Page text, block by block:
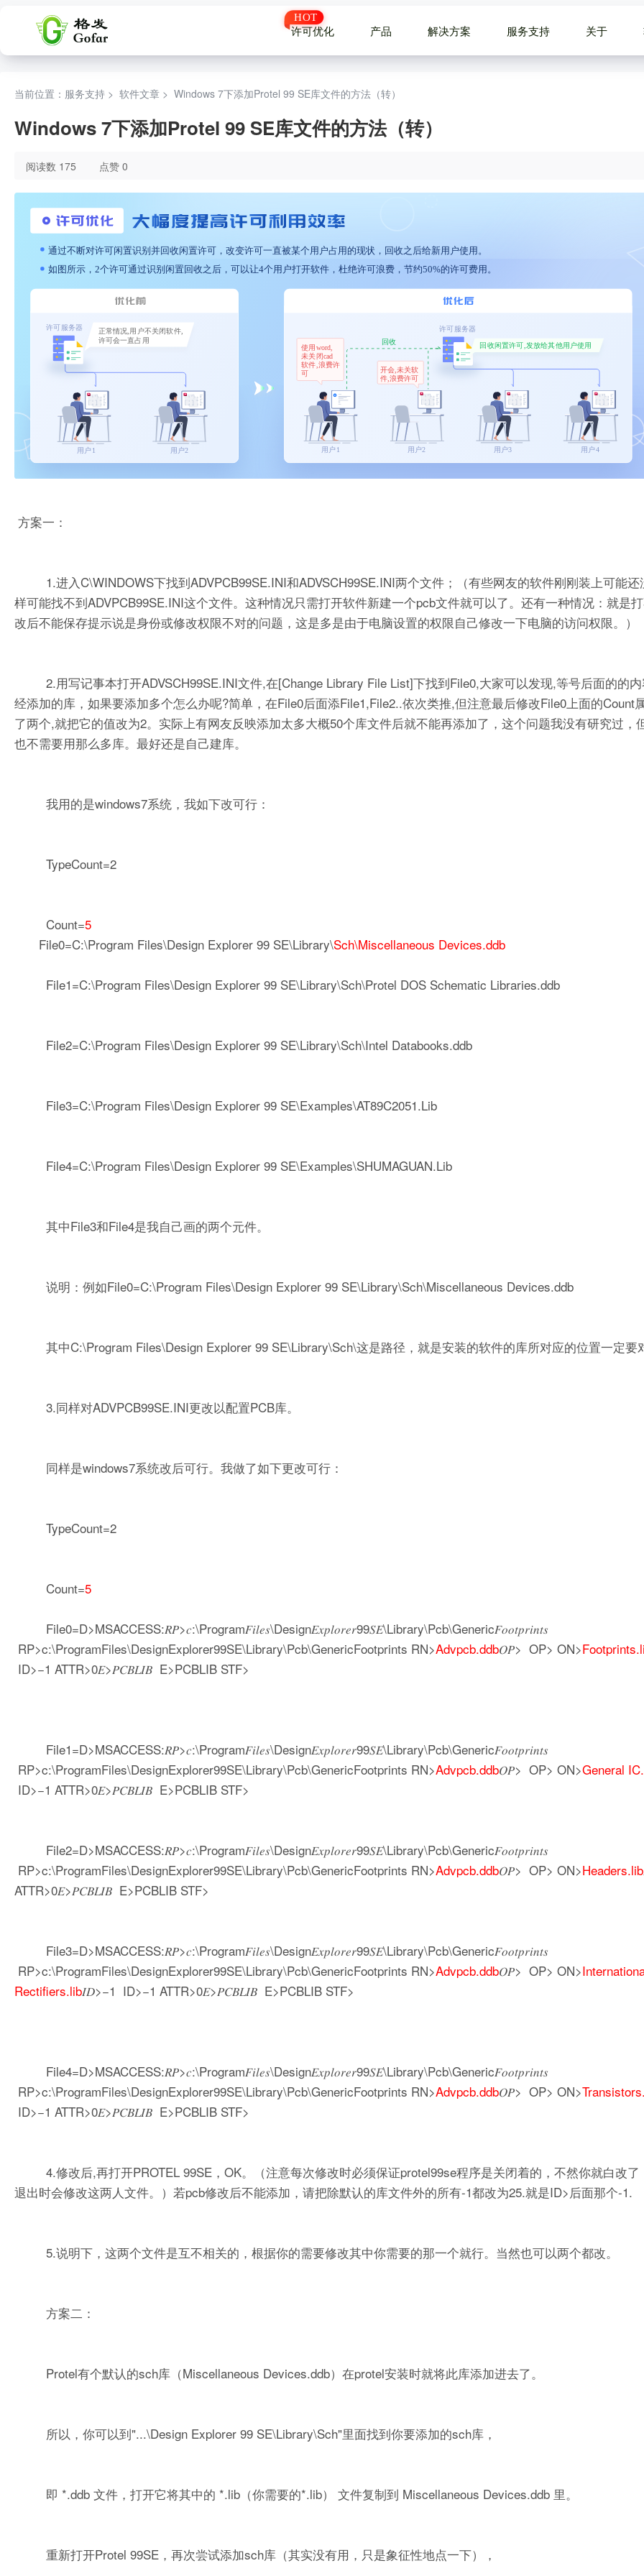
许可优化 产品 解决方案 服务支持 关于
当前位置：服务支持 > 软件文章 > Windows 7下添加Protel 99 SE库文件的方法（转）
Windows 7下添加Protel 99 SE库文件的方法（转）
阅读数 175 点赞 0
方案一：
1.进入C\WINDOWS下找到ADVPCB99SE.INI和ADVSCH99SE.INI两个文件；（有些网友的软件刚刚装上可能还
样可能找不到ADVPCB99SE.INI这个文件。这种情况只需打开软件新建一个pcb文件就可以了。还有一种情况：就是
改后不能保存提示说是身份或修改权限不对的问题，这是多是由于电脑设置的权限自己修改一下电脑的访问权限。）
2.用写记事本打开ADVSCH99SE.INI文件,在[Change Library File List]下找到File0,大家可以发现,等号后面的的
经添加的库，如果要添加多个怎么办呢?简单，在File0后面添File1,File2..依次类推,但注意最后修改File0上面的Count
了两个,就把它的值改为2。实际上有网友反映添加太多大概50个库文件后就不能再添加了，这个问题我没有研究过，
也不需要用那么多库。最好还是自己建库。
我用的是windows7系统，我如下改可行：
TypeCount=2
Count=5
File0=C:\Program Files\Design Explorer 99 SE\Library\Sch\Miscellaneous Devices.ddb
File1=C:\Program Files\Design Explorer 99 SE\Library\Sch\Protel DOS Schematic Libraries.ddb
File2=C:\Program Files\Design Explorer 99 SE\Library\Sch\Intel Databooks.ddb
File3=C:\Program Files\Design Explorer 99 SE\Examples\AT89C2051.Lib
File4=C:\Program Files\Design Explorer 99 SE\Examples\SHUMAGUAN.Lib
其中File3和File4是我自己画的两个元件。
说明：例如File0=C:\Program Files\Design Explorer 99 SE\Library\Sch\Miscellaneous Devices.ddb
其中C:\Program Files\Design Explorer 99 SE\Library\Sch\这是路径，就是安装的软件的库所对应的位置一定要
3.同样对ADVPCB99SE.INI更改以配置PCB库。
同样是windows7系统改后可行。我做了如下更改可行：
TypeCount=2
Count=5
File0=D>MSACCESS:𝑅𝑃>𝑐:\Program𝐹𝑖𝑙𝑒𝑠\Design𝐸𝑥𝑝𝑙𝑜𝑟𝑒𝑟99𝑆𝐸\Library\Pcb\Generic𝐹𝑜𝑜𝑡𝑝𝑟𝑖𝑛𝑡𝑠
RP>c:\ProgramFiles\DesignExplorer99SE\Library\Pcb\GenericFootprints RN>Advpcb.ddb𝑂𝑃> OP> ON>
ID>−1 ATTR>0𝐸>𝑃𝐶𝐵𝐿𝐼𝐵 E>PCBLIB STF>
File1=D>MSACCESS:𝑅𝑃>𝑐:\Program𝐹𝑖𝑙𝑒𝑠\Design𝐸𝑥𝑝𝑙𝑜𝑟𝑒𝑟99𝑆𝐸\Library\Pcb\Generic𝐹𝑜𝑜𝑡𝑝𝑟𝑖𝑛𝑡𝑠
RP>c:\ProgramFiles\DesignExplorer99SE\Library\Pcb\GenericFootprints RN>Advpcb.ddb𝑂𝑃> OP> ON>General
ID>−1 ATTR>0𝐸>𝑃𝐶𝐵𝐿𝐼𝐵 E>PCBLIB STF>
File2=D>MSACCESS:𝑅𝑃>𝑐:\Program𝐹𝑖𝑙𝑒𝑠\Design𝐸𝑥𝑝𝑙𝑜𝑟𝑒𝑟99𝑆𝐸\Library\Pcb\Generic𝐹𝑜𝑜𝑡𝑝𝑟𝑖𝑛𝑡𝑠
RP>c:\ProgramFiles\DesignExplorer99SE\Library\Pcb\GenericFootprints RN>Advpcb.ddb𝑂𝑃> OP> ON>Headers.lib
ATTR>0𝐸>𝑃𝐶𝐵𝐿𝐼𝐵 E>PCBLIB STF>
File3=D>MSACCESS:𝑅𝑃>𝑐:\Program𝐹𝑖𝑙𝑒𝑠\Design𝐸𝑥𝑝𝑙𝑜𝑟𝑒𝑟99𝑆𝐸\Library\Pcb\Generic𝐹𝑜𝑜𝑡𝑝𝑟𝑖𝑛𝑡𝑠
RP>c:\ProgramFiles\DesignExplorer99SE\Library\Pcb\GenericFootprints RN>Advpcb.ddb𝑂𝑃> OP> ON>
Rectifiers.lib𝐼𝐷>−1 ID>−1 ATTR>0𝐸>𝑃𝐶𝐵𝐿𝐼𝐵 E>PCBLIB STF>
File4=D>MSACCESS:𝑅𝑃>𝑐:\Program𝐹𝑖𝑙𝑒𝑠\Design𝐸𝑥𝑝𝑙𝑜𝑟𝑒𝑟99𝑆𝐸\Library\Pcb\Generic𝐹𝑜𝑜𝑡𝑝𝑟𝑖𝑛𝑡𝑠
RP>c:\ProgramFiles\DesignExplorer99SE\Library\Pcb\GenericFootprints RN>Advpcb.ddb𝑂𝑃> OP> ON>
ID>−1 ATTR>0𝐸>𝑃𝐶𝐵𝐿𝐼𝐵 E>PCBLIB STF>
4.修改后,再打开PROTEL 99SE，OK。（注意每次修改时必须保证protel99se程序是关闭着的，不然你就白改了
退出时会修改这两人文件。）若pcb修改后不能添加，请把除默认的库文件外的所有-1都改为25.就是ID>后面那个-1.
5.说明下，这两个文件是互不相关的，根据你的需要修改其中你需要的那一个就行。当然也可以两个都改。
方案二：
Protel有个默认的sch库（Miscellaneous Devices.ddb）在protel安装时就将此库添加进去了。
所以，你可以到"...\Design Explorer 99 SE\Library\Sch"里面找到你要添加的sch库，
即 *.ddb 文件，打开它将其中的 *.lib（你需要的*.lib） 文件复制到 Miscellaneous Devices.ddb 里。
重新打开Protel 99SE，再次尝试添加sch库（其实没有用，只是象征性地点一下），